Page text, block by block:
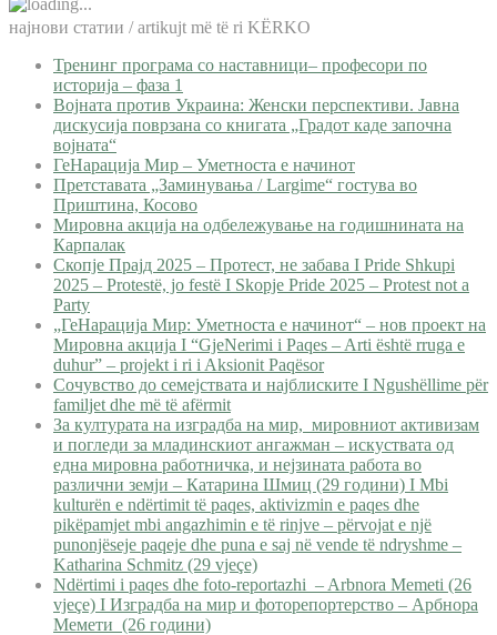
најнови статии / artikujt më të ri KËRKO
Тренинг програма со наставници– професори по
историја – фаза 1
Војната против Украина: Женски перспективи. Јавна
дискусија поврзана со книгата „Градот каде започна
војната“
ГеНарација Мир – Уметноста е начинот
Претставата „Заминувања / Largime“ гостува во
Приштина, Косово
Мировна акција на одбележување на годишнината на
Карпалак
Скопје Прајд 2025 – Протест, не забава I Pride Shkupi
2025 – Protestë, jo festë I Skopje Pride 2025 – Protest not a
Party
„ГеНарација Мир: Уметноста е начинот“ – нов проект на
Мировна акција I “GjeNerimi i Paqes – Arti është rruga e
duhur” – projekt i ri i Aksionit Paqësor
Сочувство до семејствата и најблиските I Ngushëllime për
familjet dhe më të afërmit
За културата на изградба на мир, мировниот активизам
и погледи за младинскиот ангажман – искуствата од
една мировна работничка, и нејзината работа во
различни земји – Катарина Шмиц (29 години) I Mbi
kulturën e ndërtimit të paqes, aktivizmin e paqes dhe
pikëpamjet mbi angazhimin e të rinjve – përvojat e një
punonjëseje paqeje dhe puna e saj në vende të ndryshme –
Katharina Schmitz (29 vjeçe)
Ndërtimi i paqes dhe foto-reportazhi – Arbnora Memeti (26
vjeçe) I Изградба на мир и фоторепортерство – Арбнора
Мемети (26 години)